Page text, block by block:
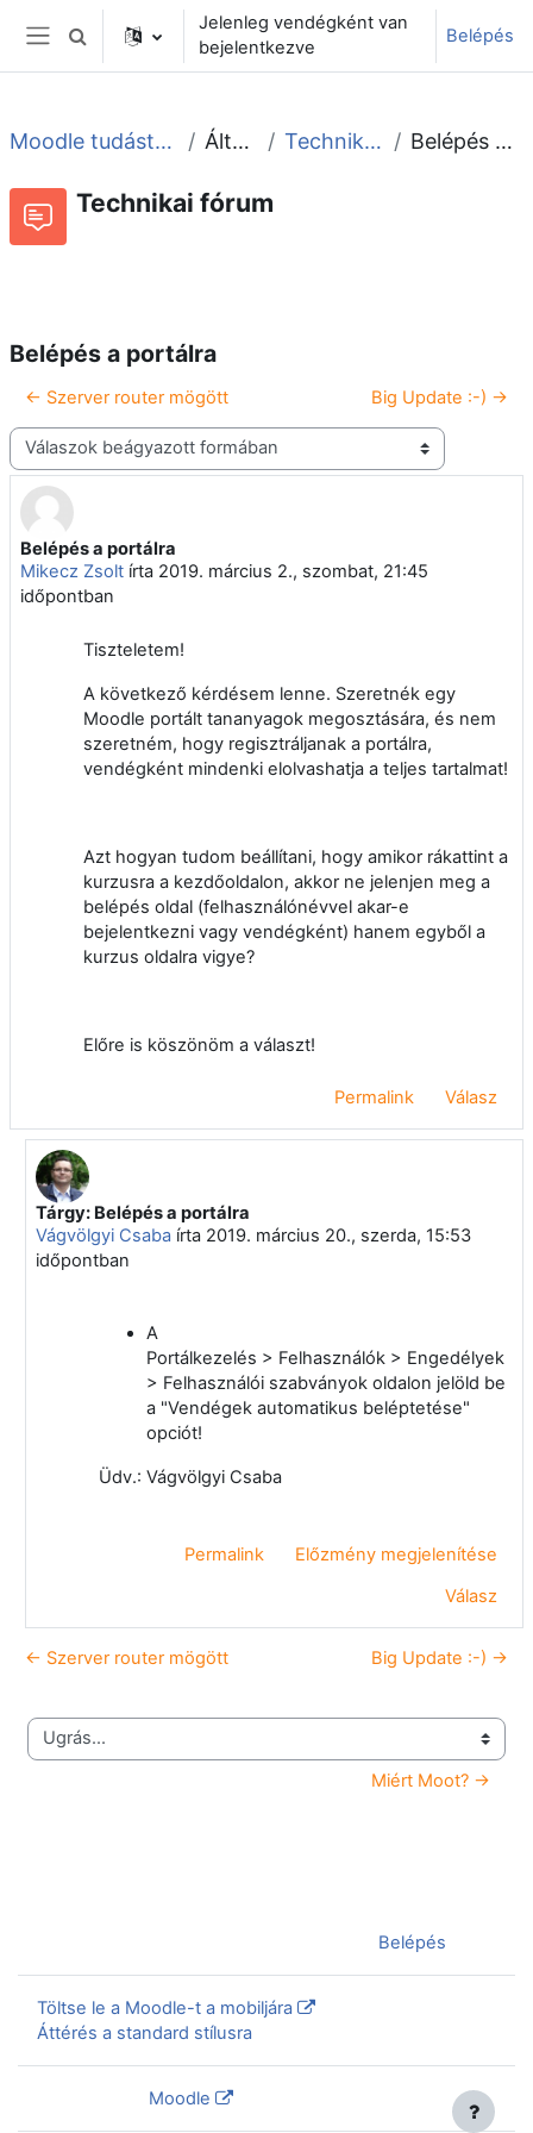
Tovább a fő tartalomhoz
Oldalpanel
Keresési bemeneti adatok váltása
Jelenleg vendégként van
bejelentkezve
Belépés
Moodle tudástár és fórum Általános Technikai fórum Belépés a portálra
Technikai fórum
Belépés a portálra
← Szerver router mögött Big Update :-) →
Megjelenítési mód
Belépés a portálra
Mikecz Zsolt írta 2019. március 2., szombat, 21:45
időpontban
Válaszok szám: 1
Tiszteletem!
A következő kérdésem lenne. Szeretnék egy
Moodle portált tananyagok megosztására, és nem
szeretném, hogy regisztráljanak a portálra,
vendégként mindenki elolvashatja a teljes tartalmat!
Azt hogyan tudom beállítani, hogy amikor rákattint a
kurzusra a kezdőoldalon, akkor ne jelenjen meg a
belépés oldal (felhasználónévvel akar-e
bejelentkezni vagy vendégként) hanem egyből a
kurzus oldalra vigye?
Előre is köszönöm a választ!
Permalink Válasz
Válasz erre: Mikecz Zsolt
Tárgy: Belépés a portálra
Vágvölgyi Csabaírta 2019. március 20., szerda, 15:53
időpontban
A
Portálkezelés > Felhasználók > Engedélyek
> Felhasználói szabványok oldalon jelöld be
a "Vendégek automatikus beléptetése"
opciót!
Üdv.: Vágvölgyi Csaba
Permalink
Előzmény megjelenítése
Válasz
← Szerver router mögött Big Update :-) →
Ugrás...
Miért Moot? →
Belépés
Töltse le a Moodle-t a mobiljára
Áttérés a standard stílusra
Moodle